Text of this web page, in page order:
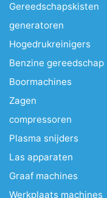
Gereedschapskisten
generatoren
Hogedrukreinigers
Benzine gereedschap
Boormachines
Zagen
compressoren
Plasma snijders
Las apparaten
Graaf machines
Werkplaats machines